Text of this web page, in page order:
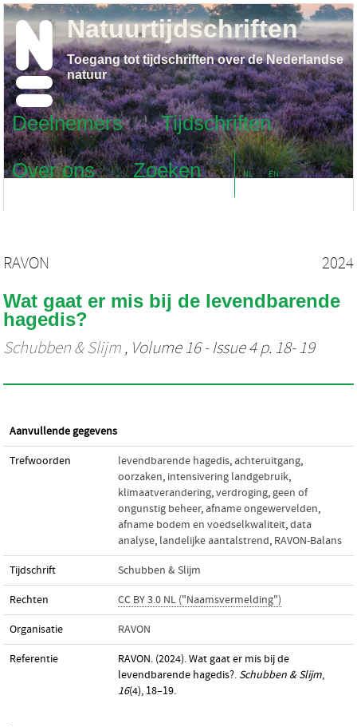
Deelnemers
Tijdschriften
Over ons
Zoeken NL EN
Natuurtijdschriften
Toegang tot tijdschriften over de Nederlandse
natuur
RAVON 2024
Wat gaat er mis bij de levendbarende
hagedis?
Schubben & Slijm , Volume 16 - Issue 4 p. 18- 19
Aanvullende gegevens
Trefwoorden levendbarende hagedis, achteruitgang,
oorzaken, intensivering landgebruik,
klimaatverandering,verdroging, geen of
ongunstig beheer, afname ongewervelden,
afname bodem en voedselkwaliteit,data
analyse, landelijke aantalstrend, RAVON-Balans
Tijdschrift Schubben & Slijm
Rechten CC BY 3.0 NL ("Naamsvermelding")
Organisatie RAVON
Referentie
RAVON. (2024). Wat gaat er mis bij de
levendbarende hagedis?. Schubben & Slijm,
16(4), 18–19.